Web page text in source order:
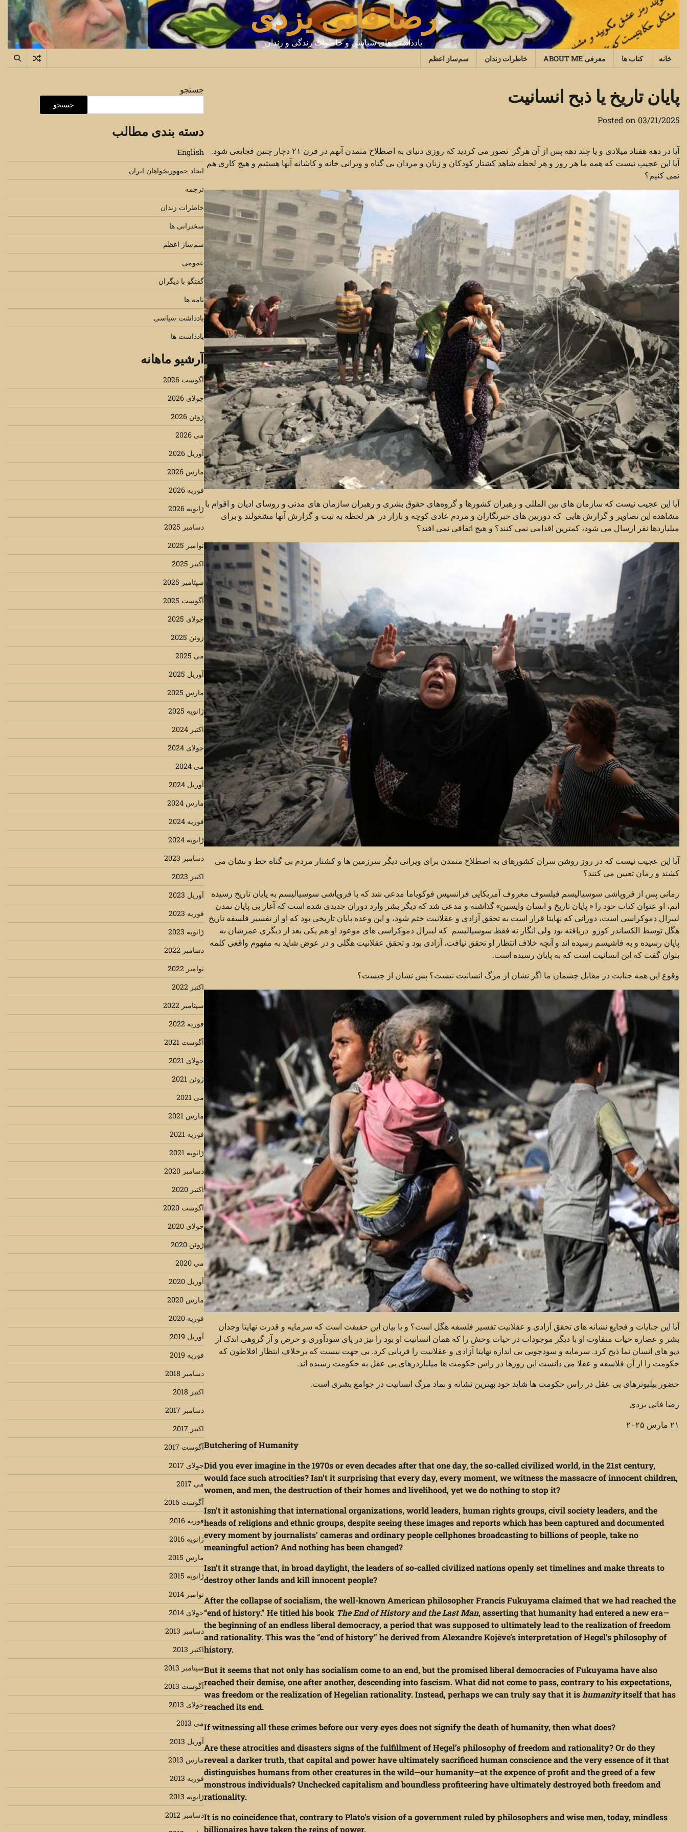
content
رضا فانی یزدی
یادداشت های سیاسی و خاطرات زندگی و زندان
خانه کتاب ها معرفی ABOUT ME خاطرات زندان سم‌ساز اعظم
پایان تاریخ یا ذبح انسانیت
Posted on 03/21/2025
آیا در دهه هفتاد میلادی و یا چند دهه پس از آن هرگز تصور می کردید که روزی دنیای به اصطلاح متمدن آنهم در قرن ۲۱ دچار چنین فجایعی شود.
آیا این عجیب نیست که همه ما هر روز‌ و هر لحظه شاهد کشتار کودکان و زنان و مردان بی گناه و ویرانی خانه و کاشانه آنها هستیم و هیچ کاری هم
نمی کنیم؟
آیا این عجیب نیست که سازمان های بین المللی و رهبران کشورها و گروه‌های حقوق بشری و رهبران سازمان های مدنی و روسای ادیان و اقوام با
مشاهده این تصاویر و گزارش هایی که دوربین های خبرنگاران و مردم‌ عادی کوچه و بازار در هر لحظه به ثبت و گزارش آنها مشغولند و برای
میلیاردها نفر ارسال می شود، کمترین اقدامی نمی کنند؟ و هیچ اتفاقی نمی افتد؟
آیا این عجیب نیست که در روز روشن سران کشورهای به اصطلاح متمدن برای ویرانی دیگر سرزمین ها و کشتار مردم بی گناه خط و نشان می
کشند و زمان تعیین می کنند؟
زمانی پس از فروپاشی سوسیالیسم فیلسوف معروف آمریکایی فرانسیس فوکویاما مدعی شد که با فروپاشی سوسیالیسم به پایان تاریخ رسیده
ایم، او‌ عنوان کتاب خود را « پایان تاریخ و انسان واپسین» گذاشته و مدعی شد که دیگر بشر وارد دوران جدیدی شده است که آغاز بی پایان تمدن
لیبرال دموکراسی است، دورانی که نهایتا قرار است به تحقق آزادی و‌ عقلانیت ختم‌ شود، و‌ این وعده پایان تاریخی بود که او از تفسیر فلسفه تاریخ
هگل توسط الکساندر کوژو دریافته بود ولی انگار نه فقط سوسیالیسم که لیبرال دموکراسی های موعود او هم یکی بعد از دیگری عمرشان به
پایان رسیده و به فاشیسم رسیده اند و آنچه خلاف انتظار او تحقق نیافت، آزادی بود و تحقق عقلانیت هگلی و در عوض‌ شاید به مفهوم‌ واقعی کلمه
بتوان گفت که این انسانیت است که به پایان رسیده است.
وقوع این همه جنایت در مقابل چشمان‌ ما اگر نشان از مرگ انسانیت نیست؟ پس نشان از چیست؟
آیا این جنایات و فجایع نشانه های تحقق آزادی و عقلانیت تفسیر فلسفه هگل است؟ و یا بیان این حقیقت است که سرمایه و قدرت نهایتا وجدان
بشر و عصاره حیات متفاوت او با دیگر موجودات در حیات وحش را که همان انسانیت او‌ بود را نیز در پای سودآوری و حرص و آز گروهی اندک از
دیو های انسان نما ذبح کرد. سرمایه و سودجویی بی اندازه نهایتا آزادی و عقلانیت را قربانی کرد. بی جهت نیست که برخلاف انتظار افلاطون که
حکومت را از آن فلاسفه و‌ عقلا می دانست این روزها در راس حکومت ها میلیاردرهای بی عقل به حکومت رسیده اند.
حضور بیلیونرهای بی عقل در راس حکومت ها شاید خود بهترین نشانه و نماد مرگ انسانیت در جوامع بشری است.
رضا فانی یزدی
۲۱ مارس ۲۰۲۵
Butchering of Humanity
Did you ever imagine in the 1970s or even decades after that one day, the so-called civilized world, in the 21st century,
would face such atrocities? Isn’t it surprising that every day, every moment, we witness the massacre of innocent children,
women, and men, the destruction of their homes and livelihood, yet we do nothing to stop it?
Isn’t it astonishing that international organizations, world leaders, human rights groups, civil society leaders, and the
heads of religions and ethnic groups, despite seeing these images and reports which has been captured and documented
every moment by journalists’ cameras and ordinary people cellphones broadcasting to billions of people, take no
meaningful action? And nothing has been changed?
Isn’t it strange that, in broad daylight, the leaders of so-called civilized nations openly set timelines and make threats to
destroy other lands and kill innocent people?
After the collapse of socialism, the well-known American philosopher Francis Fukuyama claimed that we had reached the
“end of history.” He titled his book The End of History and the Last Man, asserting that humanity had entered a new era—
the beginning of an endless liberal democracy, a period that was supposed to ultimately lead to the realization of freedom
and rationality. This was the “end of history” he derived from Alexandre Kojève’s interpretation of Hegel’s philosophy of
history.
But it seems that not only has socialism come to an end, but the promised liberal democracies of Fukuyama have also
reached their demise, one after another, descending into fascism. What did not come to pass, contrary to his expectations,
was freedom or the realization of Hegelian rationality. Instead, perhaps we can truly say that it ishumanityitself that has
reached its end.
If witnessing all these crimes before our very eyes does not signify the death of humanity, then what does?
Are these atrocities and disasters signs of the fulfillment of Hegel’s philosophy of freedom and rationality? Or do they
reveal a darker truth, that capital and power have ultimately sacrificed human conscience and the very essence of it that
distinguishes humans from other creatures in the wild—our humanity—at the expence of profit and the greed of a few
monstrous individuals? Unchecked capitalism and boundless profiteering have ultimately destroyed both freedom and
rationality.
It is no coincidence that, contrary to Plato’s vision of a government ruled by philosophers and wise men, today, mindless
billionaires have taken the reins of power.
جستجو
جستجو
دسته بندی مطالب
English
اتحاد جمهوریخواهان ایران
ترجمه
خاطرات زندان
سخنرانی ها
سم‌ساز اعظم
عمومی
گفتگو با دیگران
نامه ها
یادداشت سیاسی
یادداشت ها
آرشیو ماهانه
آگوست 2026
جولای 2026
ژوئن 2026
می 2026
آوریل 2026
مارس 2026
فوریه 2026
ژانویه 2026
دسامبر 2025
نوامبر 2025
اکتبر 2025
سپتامبر 2025
آگوست 2025
جولای 2025
ژوئن 2025
می 2025
آوریل 2025
مارس 2025
ژانویه 2025
اکتبر 2024
جولای 2024
می 2024
آوریل 2024
مارس 2024
فوریه 2024
ژانویه 2024
دسامبر 2023
اکتبر 2023
آوریل 2023
فوریه 2023
ژانویه 2023
دسامبر 2022
نوامبر 2022
اکتبر 2022
سپتامبر 2022
فوریه 2022
آگوست 2021
جولای 2021
ژوئن 2021
می 2021
مارس 2021
فوریه 2021
ژانویه 2021
دسامبر 2020
اکتبر 2020
آگوست 2020
جولای 2020
ژوئن 2020
می 2020
آوریل 2020
مارس 2020
فوریه 2020
آوریل 2019
فوریه 2019
دسامبر 2018
اکتبر 2018
دسامبر 2017
اکتبر 2017
آگوست 2017
جولای 2017
می 2017
آگوست 2016
فوریه 2016
ژانویه 2016
مارس 2015
ژانویه 2015
نوامبر 2014
جولای 2014
دسامبر 2013
اکتبر 2013
سپتامبر 2013
آگوست 2013
جولای 2013
می 2013
آوریل 2013
مارس 2013
فوریه 2013
ژانویه 2013
دسامبر 2012